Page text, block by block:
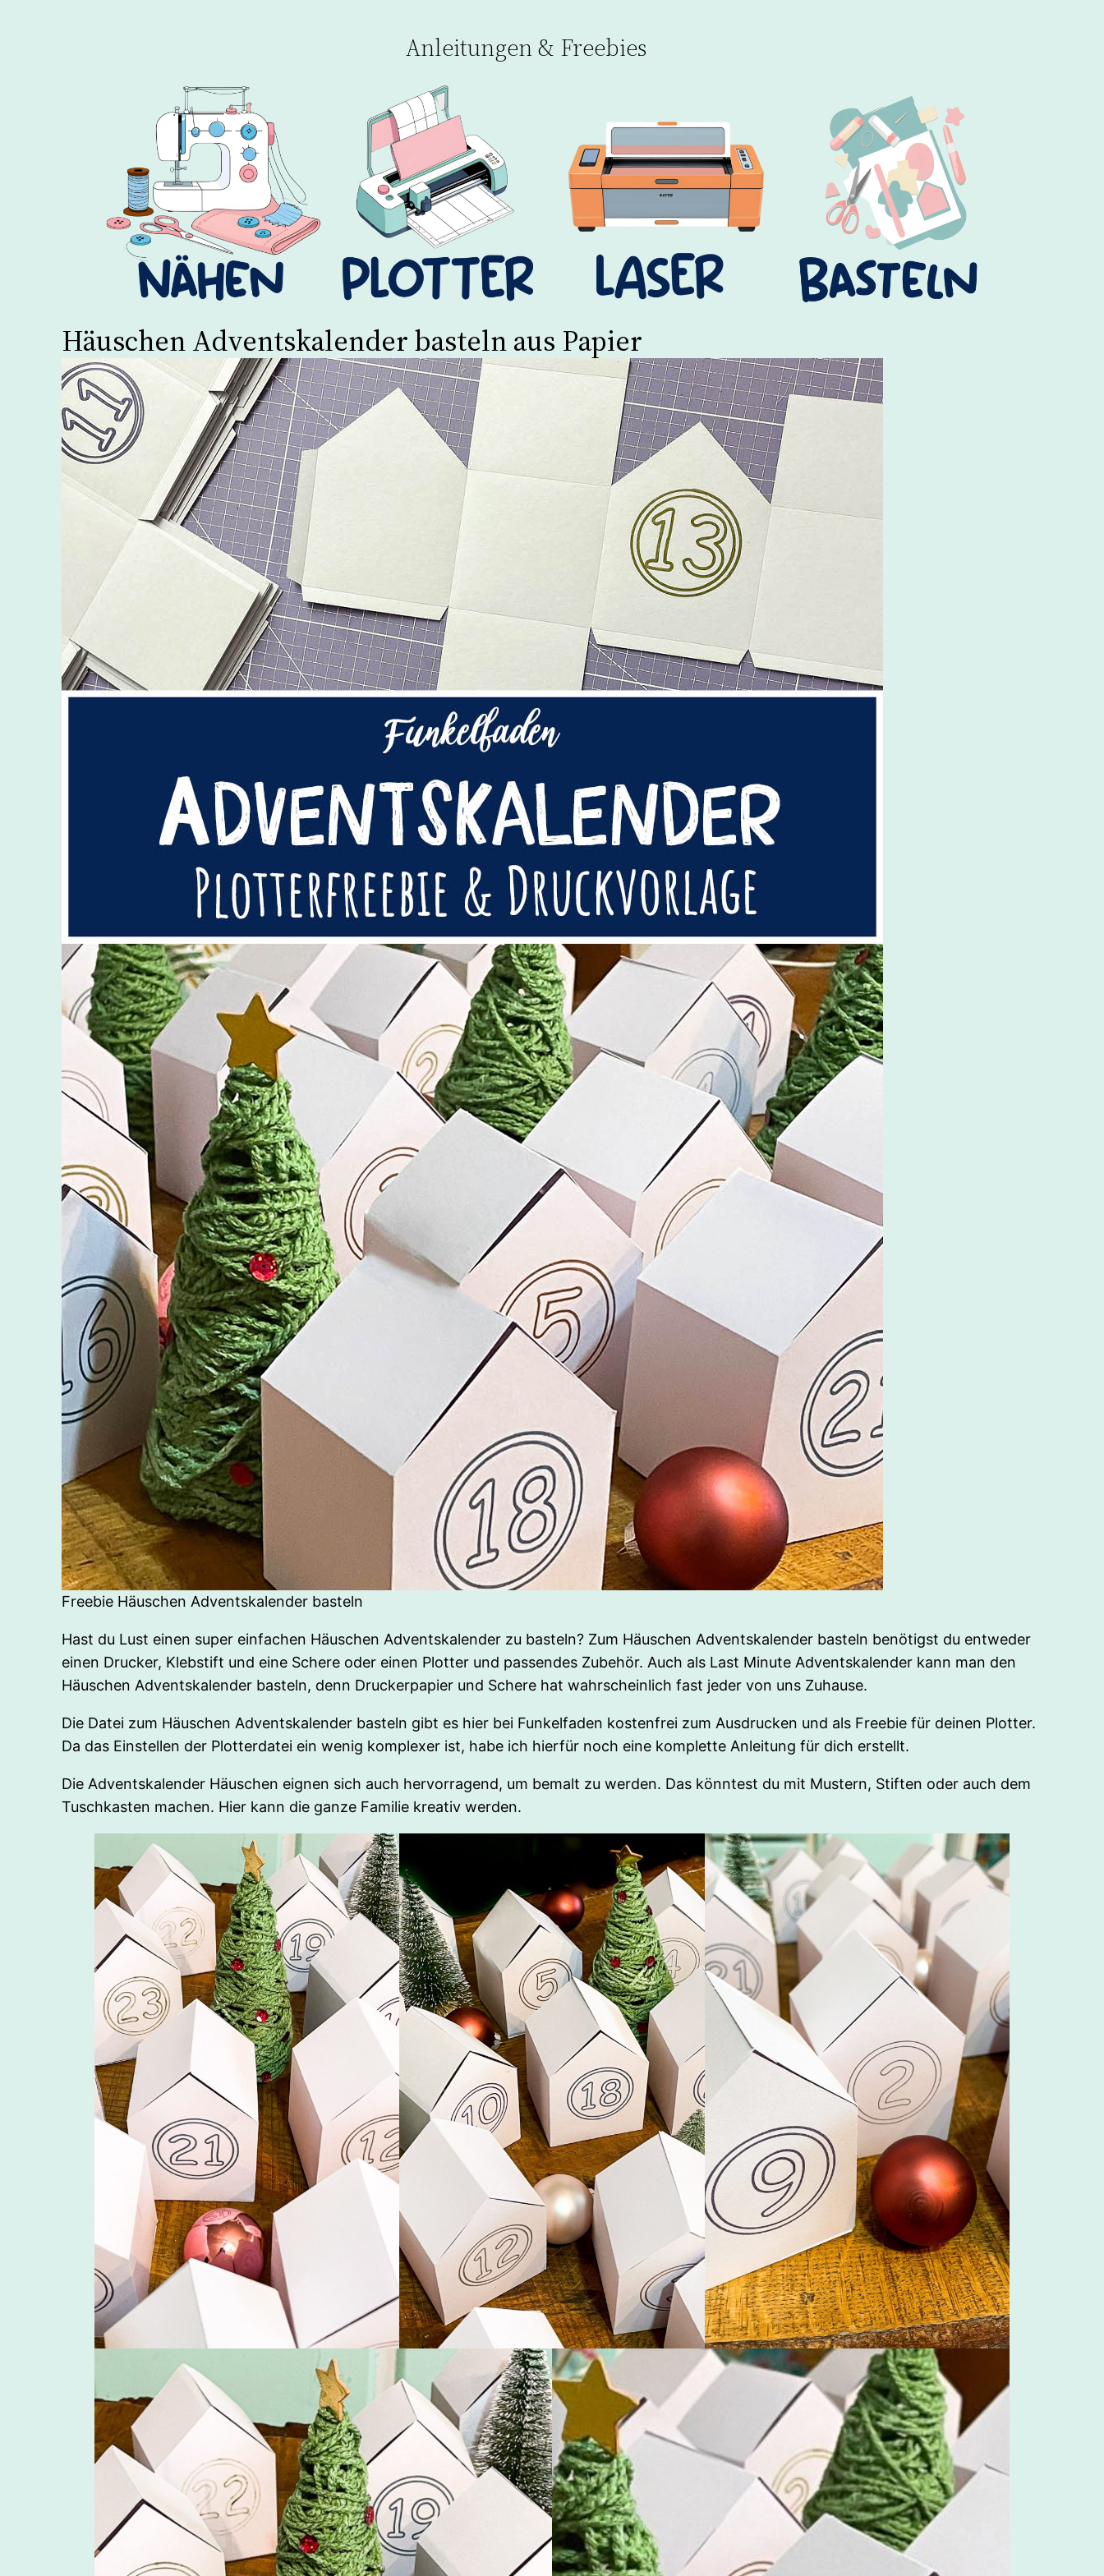
Anleitungen & Freebies
Häuschen Adventskalender basteln aus Papier
Freebie Häuschen Adventskalender basteln
Hast du Lust einen super einfachen Häuschen Adventskalender zu basteln? Zum Häuschen Adventskalender basteln benötigst du entweder
einen Drucker, Klebstift und eine Schere oder einen Plotter und passendes Zubehör. Auch als Last Minute Adventskalender kann man den
Häuschen Adventskalender basteln, denn Druckerpapier und Schere hat wahrscheinlich fast jeder von uns Zuhause.
Die Datei zum Häuschen Adventskalender basteln gibt es hier bei Funkelfaden kostenfrei zum Ausdrucken und als Freebie für deinen Plotter.
Da das Einstellen der Plotterdatei ein wenig komplexer ist, habe ich hierfür noch eine komplette Anleitung für dich erstellt.
Die Adventskalender Häuschen eignen sich auch hervorragend, um bemalt zu werden. Das könntest du mit Mustern, Stiften oder auch dem
Tuschkasten machen. Hier kann die ganze Familie kreativ werden.